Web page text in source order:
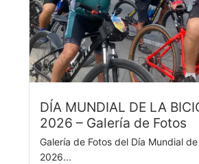
DÍA MUNDIAL DE LA
2026 – Galería de Fotos
Galería de Fotos del Día Mundial
2026...